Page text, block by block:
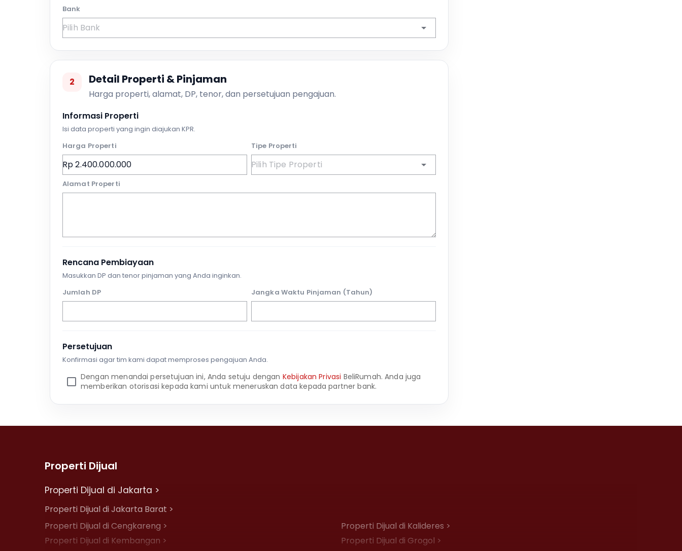
Bank
2 Detail Properti & Pinjaman
Harga properti, alamat, DP, tenor, dan persetujuan pengajuan.
Informasi Properti
Isi data properti yang ingin diajukan KPR.
Harga Properti
Tipe Properti
Alamat Properti
Rencana Pembiayaan
Masukkan DP dan tenor pinjaman yang Anda inginkan.
Jumlah DP
Jangka Waktu Pinjaman (Tahun)
Persetujuan
Konfirmasi agar tim kami dapat memproses pengajuan Anda.
Dengan menandai persetujuan ini, Anda setuju dengan Kebijakan Privasi BeliRumah. Anda juga
memberikan otorisasi kepada kami untuk meneruskan data kepada partner bank.
Properti Dijual
Properti Dijual di Jakarta >
Properti Dijual di Jakarta Barat >
Properti Dijual di Cengkareng >
Properti Dijual di Kalideres >
Properti Dijual di Kembangan >
Properti Dijual di Grogol >